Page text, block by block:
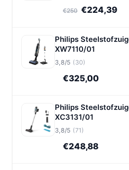
€250 €224,39
Philips
XW7110/01
3,8/5 (30)
€325,00
Philips
XC3131/01
3,8/5 (71)
€248,88